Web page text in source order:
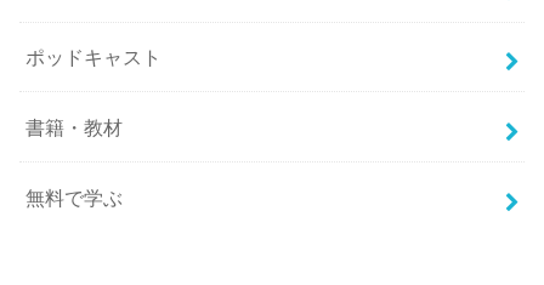
ポッドキャスト
書籍・教材
無料で学ぶ